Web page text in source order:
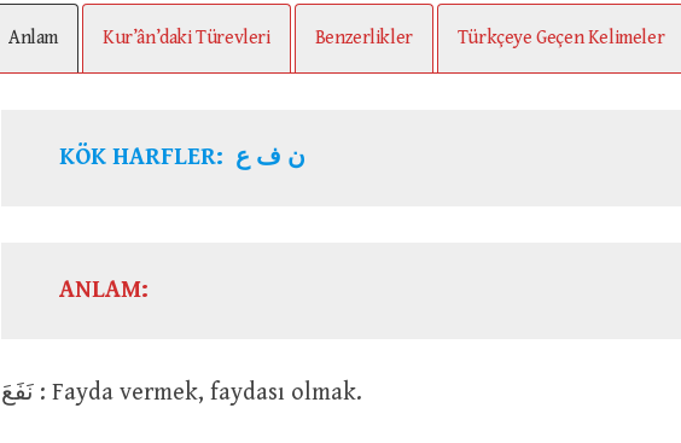
Anlam Kur’ân’daki Türevleri Benzerlikler Türkçeye Geçen Kelimeler
KÖK HARFLER: ن ف ع
ANLAM:
نَفَعَ : Fayda vermek, faydası olmak.